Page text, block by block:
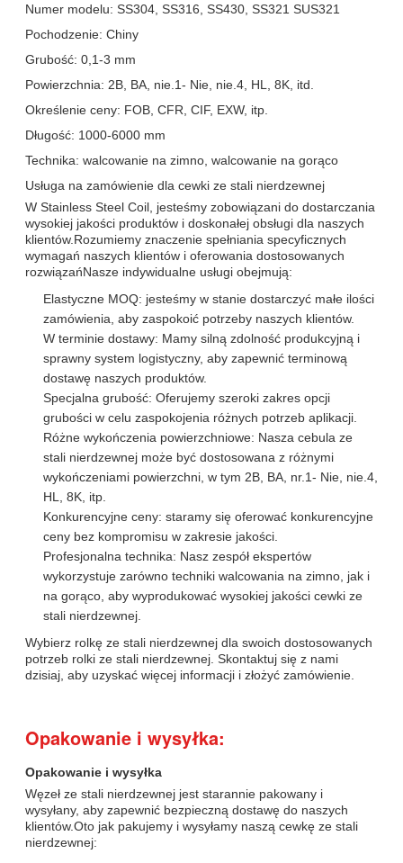
Numer modelu: SS304, SS316, SS430, SS321 SUS321
Pochodzenie: Chiny
Grubość: 0,1-3 mm
Powierzchnia: 2B, BA, nie.1- Nie, nie.4, HL, 8K, itd.
Określenie ceny: FOB, CFR, CIF, EXW, itp.
Długość: 1000-6000 mm
Technika: walcowanie na zimno, walcowanie na gorąco
Usługa na zamówienie dla cewki ze stali nierdzewnej
W Stainless Steel Coil, jesteśmy zobowiązani do dostarczania
wysokiej jakości produktów i doskonałej obsługi dla naszych
klientów.Rozumiemy znaczenie spełniania specyficznych
wymagań naszych klientów i oferowania dostosowanych
rozwiązańNasze indywidualne usługi obejmują:
Elastyczne MOQ: jesteśmy w stanie dostarczyć małe ilości
zamówienia, aby zaspokoić potrzeby naszych klientów.
W terminie dostawy: Mamy silną zdolność produkcyjną i
sprawny system logistyczny, aby zapewnić terminową
dostawę naszych produktów.
Specjalna grubość: Oferujemy szeroki zakres opcji
grubości w celu zaspokojenia różnych potrzeb aplikacji.
Różne wykończenia powierzchniowe: Nasza cebula ze
stali nierdzewnej może być dostosowana z różnymi
wykończeniami powierzchni, w tym 2B, BA, nr.1- Nie, nie.4,
HL, 8K, itp.
Konkurencyjne ceny: staramy się oferować konkurencyjne
ceny bez kompromisu w zakresie jakości.
Profesjonalna technika: Nasz zespół ekspertów
wykorzystuje zarówno techniki walcowania na zimno, jak i
na gorąco, aby wyprodukować wysokiej jakości cewki ze
stali nierdzewnej.
Wybierz rolkę ze stali nierdzewnej dla swoich dostosowanych
potrzeb rolki ze stali nierdzewnej. Skontaktuj się z nami
dzisiaj, aby uzyskać więcej informacji i złożyć zamówienie.
Opakowanie i wysyłka:
Opakowanie i wysyłka
Węzeł ze stali nierdzewnej jest starannie pakowany i
wysyłany, aby zapewnić bezpieczną dostawę do naszych
klientów.Oto jak pakujemy i wysyłamy naszą cewkę ze stali
nierdzewnej: